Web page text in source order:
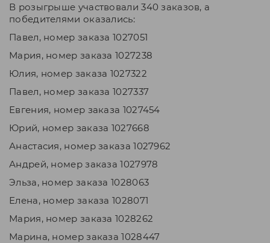
В розыгрыше участвовали 340 заказов, а
победителями оказались:
Павел, номер заказа 1027051
Мария, номер заказа 1027238
Юлия, номер заказа 1027322
Павел, номер заказа 1027337
Евгения, номер заказа 1027454
Юрий, номер заказа 1027668
Анастасия, номер заказа 1027962
Андрей, номер заказа 1027978
Эльза, номер заказа 1028063
Елена, номер заказа 1028071
Мария, номер заказа 1028262
Марина, номер заказа 1028447